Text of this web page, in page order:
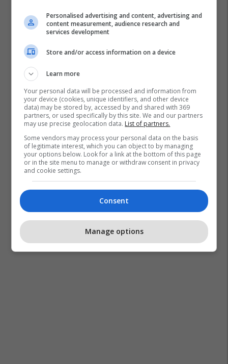
Personalised advertising and content, advertising and
content measurement, audience research and
services development
Store and/or access information on a device
Learn more
Your personal data will be processed and information from
your device (cookies, unique identifiers, and other device
data) may be stored by, accessed by and shared with 369
partners, or used specifically by this site. We and our partners
may use precise geolocation data. List of partners.
Some vendors may process your personal data on the basis
of legitimate interest, which you can object to by managing
your options below. Look for a link at the bottom of this page
or in the site menu to manage or withdraw consent in privacy
and cookie settings.
Consent
Manage options